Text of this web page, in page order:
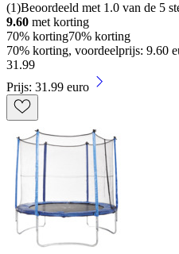
(1)Beoordeeld met 1.0 van de 5
9.60 met korting
70% korting70% korting
70% korting, voordeelprijs: 9.60
31 .99
Prijs: 31.99 euro